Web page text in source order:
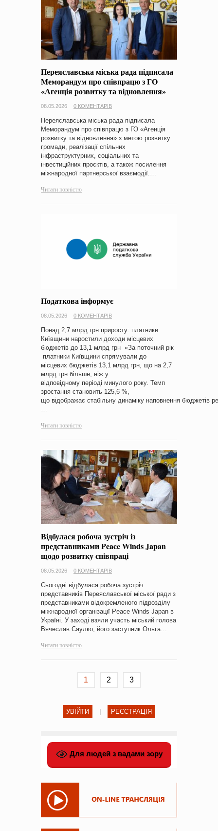
Переяславська міська рада підписала
Меморандум про співпрацю з ГО
«Агенція розвитку та відновлення»
08.05.2026 0 КОМЕНТАРІВ
Переяславська міська рада підписала
Меморандум про співпрацю з ГО «Агенція
розвитку та відновлення» з метою розвитку
громади, реалізації спільних
інфраструктурних, соціальних та
інвестиційних проєктів, а також посилення
міжнародної партнерської взаємодії.…
Читати повністю
Податкова інформує
08.05.2026 0 КОМЕНТАРІВ
Понад 2,7 млрд грн приросту: платники
Київщини наростили доходи місцевих
бюджетів до 13,1 млрд грн «За поточний рік
платники Київщини спрямували до
місцевих бюджетів 13,1 млрд грн, що на 2,7
млрд грн більше, ніж у
відповідному періоді минулого року. Темп
зростання становить 125,6 %,
що відображає стабільну динаміку наповнення бюджетів
Читати повністю
Відбулася робоча зустріч із
представниками Peace Winds Japan
щодо розвитку співпраці
08.05.2026 0 КОМЕНТАРІВ
Сьогодні відбулася робоча зустріч
представників Переяславської міської ради з
представниками відокремленого підрозділу
міжнародної організації Peace Winds Japan в
Україні. У заході взяли участь міський голова
Вячеслав Саулко, його заступник Ольга…
Читати повністю
1 2 3
УВІЙТИ РЕЄСТРАЦІЯ
Для людей з вадами зору